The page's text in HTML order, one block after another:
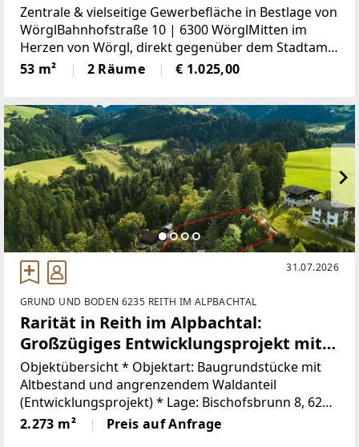
Zentrale & vielseitige Gewerbefläche in Bestlage von
WörglBahnhofstraße 10 | 6300 WörglMitten im
Herzen von Wörgl, direkt gegenüber dem Stadtamt
und in unmittelbarer Nachbarschaft zu Banken,
Einzelhandel, Gastronomie und
53 m² 2 Räume € 1.025,00
31.07.2026
GRUND UND BODEN 6235 REITH IM ALPBACHTAL
Rarität in Reith im Alpbachtal:
Großzügiges Entwicklungsprojekt mit
Altbestand und Waldsaum
Objektübersicht * Objektart: Baugrundstücke mit
Altbestand und angrenzendem Waldanteil
(Entwicklungsprojekt) * Lage: Bischofsbrunn 8, 6235
Reith im Alpbachtal * Gesamtgrundstücksfläche:
2.273 m² (aufgeteilt auf zwei Einlagezahlen)
2.273 m² Preis auf Anfrage